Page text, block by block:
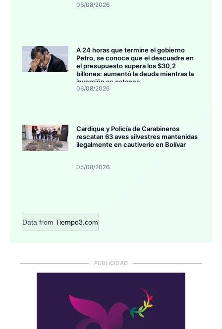
06/08/2026
A 24 horas que termine el gobierno
Petro, se conoce que el descuadre en
el presupuesto supera los $30,2
billones: aumentó la deuda mientras la
inversión se estanca
06/08/2026
Cardique y Policía de Carabineros
rescatan 63 aves silvestres mantenidas
ilegalmente en cautiverio en Bolívar
05/08/2026
Data from Tiempo3.com
PUBLICIDAD